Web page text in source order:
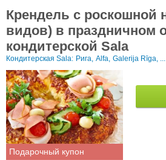
Крендель с роскошной
видов) в праздничном
кондитерской Sala
Кондитерская Sala: Рига, Alfa, Galerija Rīga, ...
Подарочный купон